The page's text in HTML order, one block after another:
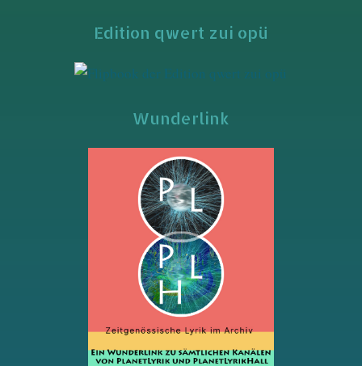
Edition qwert zui opü
Wunderlink